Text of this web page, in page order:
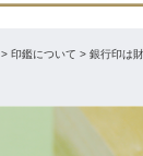
> 印鑑について > 銀行印は